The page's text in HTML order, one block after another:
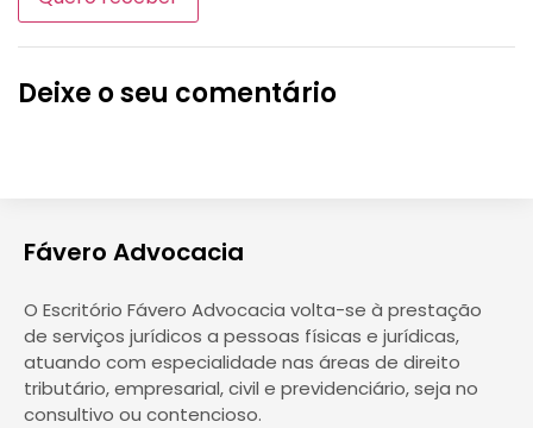
Deixe o seu comentário
Fávero Advocacia
O Escritório Fávero Advocacia volta-se à prestação
de serviços jurídicos a pessoas físicas e jurídicas,
atuando com especialidade nas áreas de direito
tributário, empresarial, civil e previdenciário, seja no
consultivo ou contencioso.